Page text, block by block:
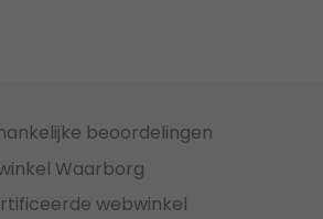
beoordelingen
Waarborg
webwinkel